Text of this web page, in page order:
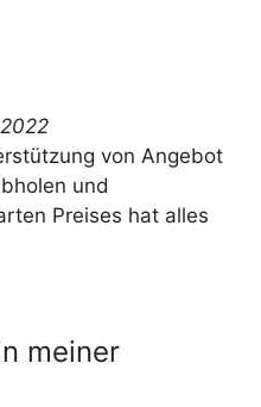
von Angebot
und
Preises hat alles
meiner